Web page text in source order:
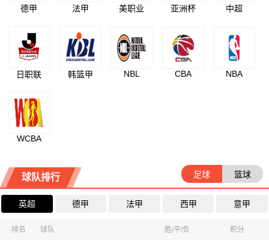
德甲 法甲 美职业 亚洲杯 中超
日职联 韩篮甲 NBL CBA NBA
WCBA
球队排行 足球 篮球
英超 德甲 法甲 西甲 意甲
排名 球队 胜/平/负 积分